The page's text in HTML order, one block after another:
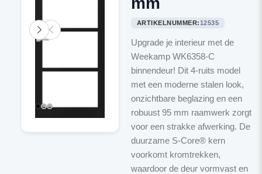
ARTIKELNUMMER:12535
Upgrade je interieur met de
Weekamp WK6358-C
binnendeur! Dit 4-ruits model
met een moderne stalen look,
onzichtbare beglazing en een
robuust 95 mm raamwerk zorgt
voor een strakke afwerking. De
duurzame S-Core® kern
voorkomt kromtrekken,
waardoor de deur vormvast en